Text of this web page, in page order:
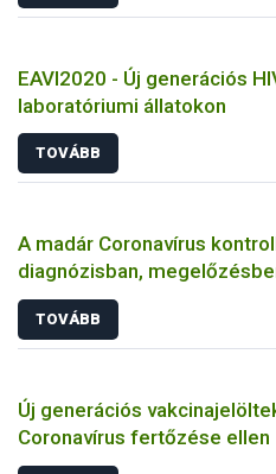
EAVI2020 - Új generációs
laboratóriumi állatokon
TOVÁBB
A madár Coronavírus
diagnózisban,
TOVÁBB
Új generációs
Coronavírus fertőzése ellen